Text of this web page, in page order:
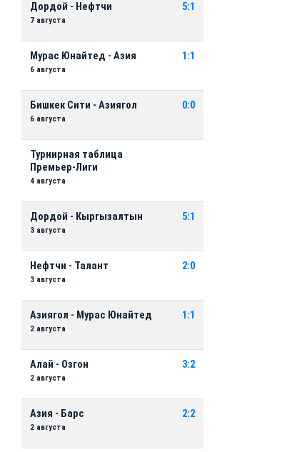
Дордой - Нефтчи
7 августа
5:1
Мурас Юнайтед - Азия
6 августа
1:1
Бишкек Сити - Азиягол
6 августа
0:0
Турнирная таблица
Премьер-Лиги
4 августа
Дордой - Кыргызалтын
3 августа
5:1
Нефтчи - Талант
3 августа
2:0
Азиягол - Мурас Юнайтед
2 августа
1:1
Алай - Озгон
2 августа
3:2
Азия - Барс
2 августа
2:2